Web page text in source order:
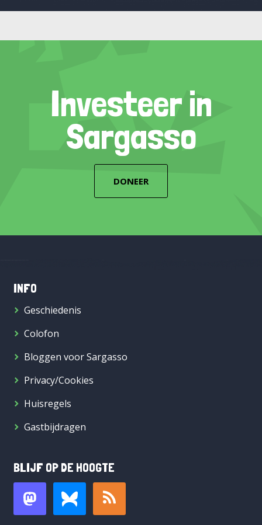
Investeer in
Sargasso
DONEER
INFO
Geschiedenis
Colofon
Bloggen voor Sargasso
Privacy/Cookies
Huisregels
Gastbijdragen
BLIJF OP DE HOOGTE